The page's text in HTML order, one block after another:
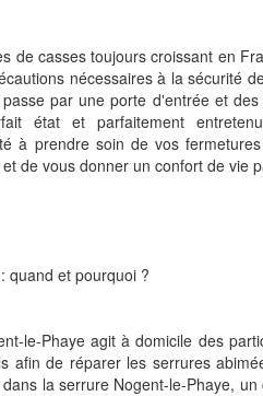
de casses toujours croissant en
nécessaires à la sécurité
par une porte d'entrée et des
état et parfaitement
à prendre soin de vos
de vous donner un confort de vie
quand et pourquoi ?
le-Phaye agit à domicile des
afin de réparer les serrures
la serrure Nogent-le-Phaye, un